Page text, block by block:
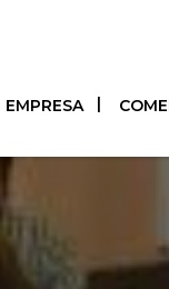
EMPRESA